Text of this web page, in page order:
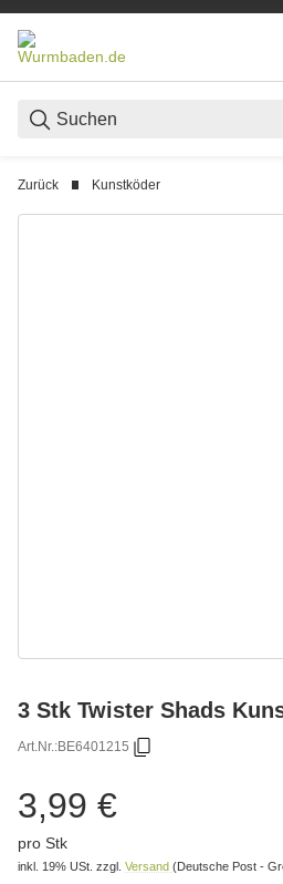
Zurück Kunstköder
3 Stk Twister Shads
Art.Nr.:BE6401215
3,99 €
pro Stk
inkl. 19% USt. zzgl. Versand (Deutsche Post -